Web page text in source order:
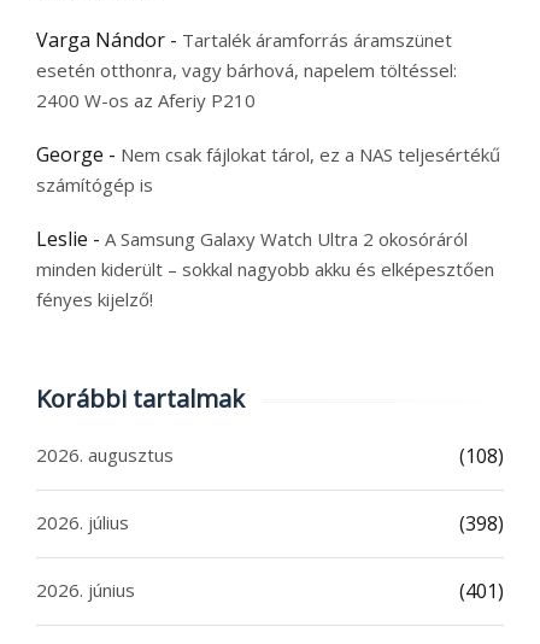
Varga Nándor - Tartalék áramforrás áramszünet
esetén otthonra, vagy bárhová, napelem töltéssel:
2400 W-os az Aferiy P210
George - Nem csak fájlokat tárol, ez a NAS teljesértékű
számítógép is
Leslie - A Samsung Galaxy Watch Ultra 2 okosóráról
minden kiderült – sokkal nagyobb akku és elképesztően
fényes kijelző!
Korábbi tartalmak
2026. augusztus (108)
2026. július (398)
2026. június (401)